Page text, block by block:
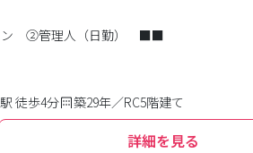
ン ②管理人（日勤） ■■
徒歩4分 築29年／RC5階建て
詳細を見る